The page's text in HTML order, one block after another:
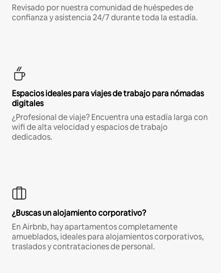
Revisado por nuestra comunidad de huéspedes de
confianza y asistencia 24/7 durante toda la estadía.
Espacios ideales para viajes de trabajo para nómadas
digitales
¿Profesional de viaje? Encuentra una estadía larga con
wifi de alta velocidad y espacios de trabajo
dedicados.
¿Buscas un alojamiento corporativo?
En Airbnb, hay apartamentos completamente
amueblados, ideales para alojamientos corporativos,
traslados y contrataciones de personal.